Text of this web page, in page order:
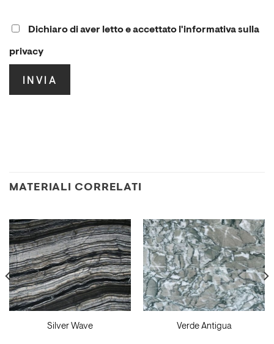
Dichiaro di aver letto e accettato l'informativa sulla
privacy
MATERIALI CORRELATI
Silver Wave Verde Antigua